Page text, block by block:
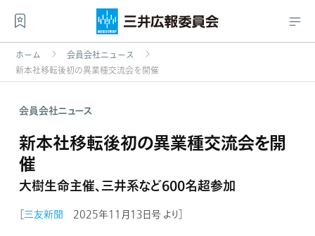
ホーム
会員会社ニュース
新本社移転後初の異業種交流会を開催
会員会社ニュース
新本社移転後初の異業種交流会を開
催
大樹生命主催、三井系など600名超参加
三友新聞 2025年11月13日号 より］